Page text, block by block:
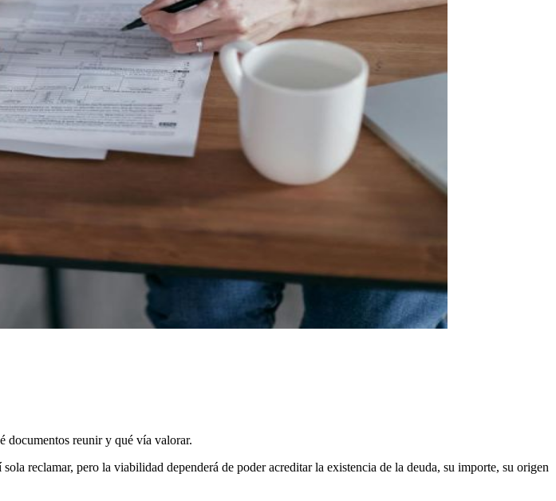
documentos reunir y qué vía valorar.
reclamar, pero la viabilidad dependerá de poder acreditar la existencia de la deuda, su importe, su origen